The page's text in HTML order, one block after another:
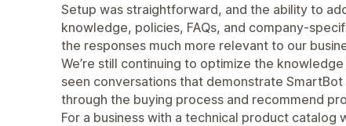
Setup was straightforward, and the ability to
knowledge, policies, FAQs, and company-
the responses much more relevant to our
We’re still continuing to optimize the
seen conversations that demonstrate
through the buying process and recommend
For a business with a technical product catalog